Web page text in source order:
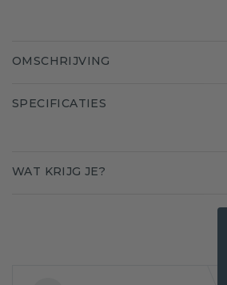
OMSCHRIJVING
SPECIFICATIES
WAT KRIJG JE?